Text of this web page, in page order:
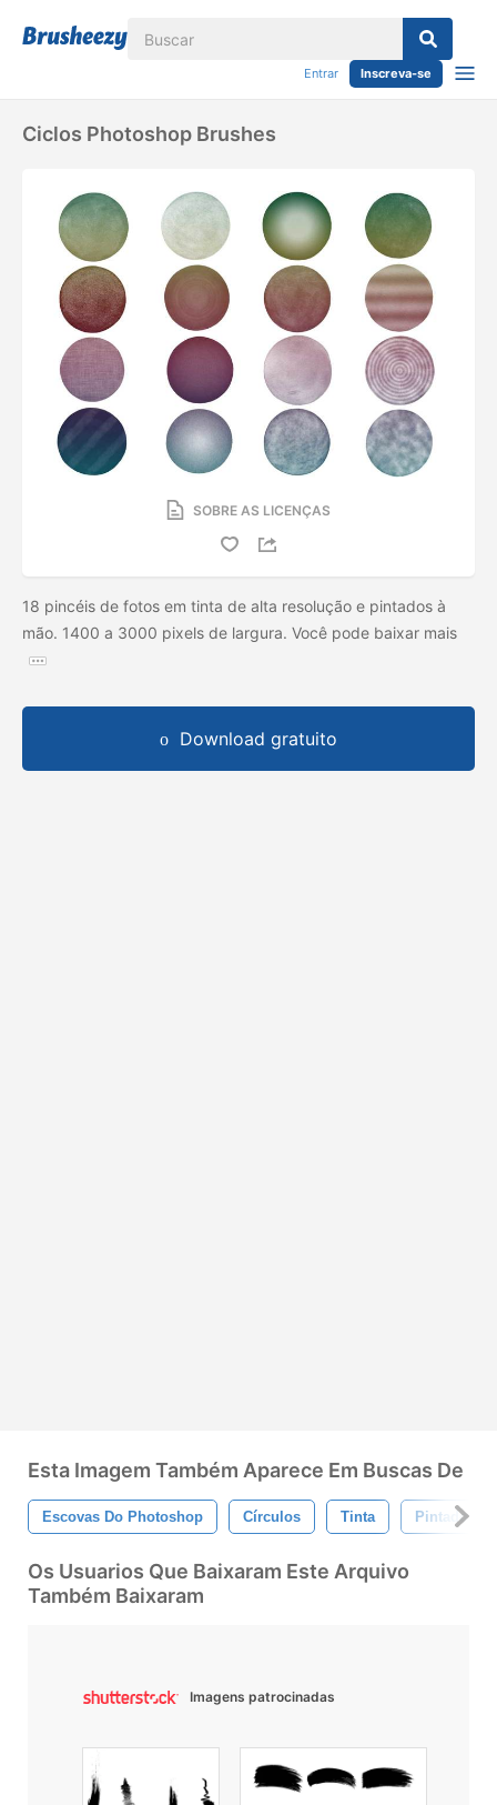
Entrar Inscreva-se
Ciclos Photoshop Brushes
SOBRE AS LICENÇAS
18 pincéis de fotos em tinta de alta resolução e pintados à
mão. 1400 a 3000 pixels de largura. Você pode baixar mais
Download gratuito
Esta Imagem Também Aparece Em Buscas De
Escovas Do Photoshop Círculos Tinta Pintado À
Os Usuarios Que Baixaram Este Arquivo
Também Baixaram
Imagens patrocinadas